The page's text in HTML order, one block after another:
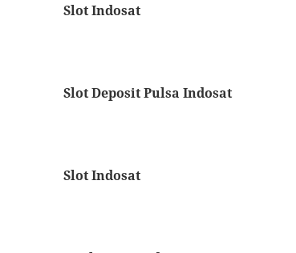
Slot Indosat
Slot Deposit Pulsa Indosat
Slot Indosat